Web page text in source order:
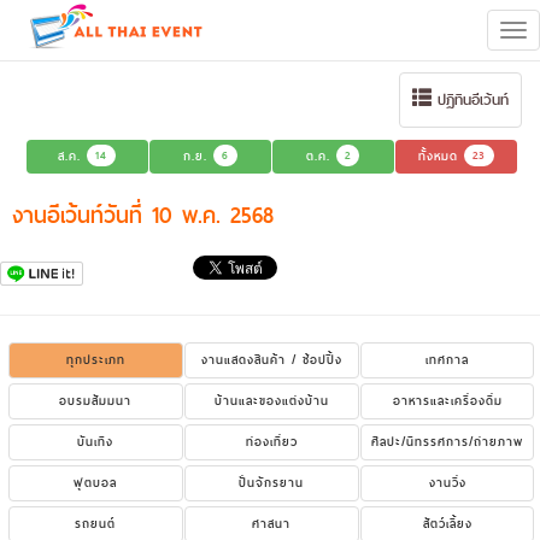
ปฏิทินอีเว้นท์
ส.ค. 14 ก.ย. 6 ต.ค. 2 ทั้งหมด 23
งานอีเว้นท์วันที่ 10 พ.ค. 2568
ทุกประเภท งานแสดงสินค้า / ช้อปปิ้ง
เทศกาล
อบรมสัมมนา
บ้านและของแต่งบ้าน
อาหารและเครื่องดื่ม
บันเทิง
ท่องเที่ยว
ศิลปะ/นิทรรศการ/ถ่ายภาพ
ฟุตบอล
ปั่นจักรยาน
งานวิ่ง
รถยนต์
ศาสนา สัตว์เลี้ยง